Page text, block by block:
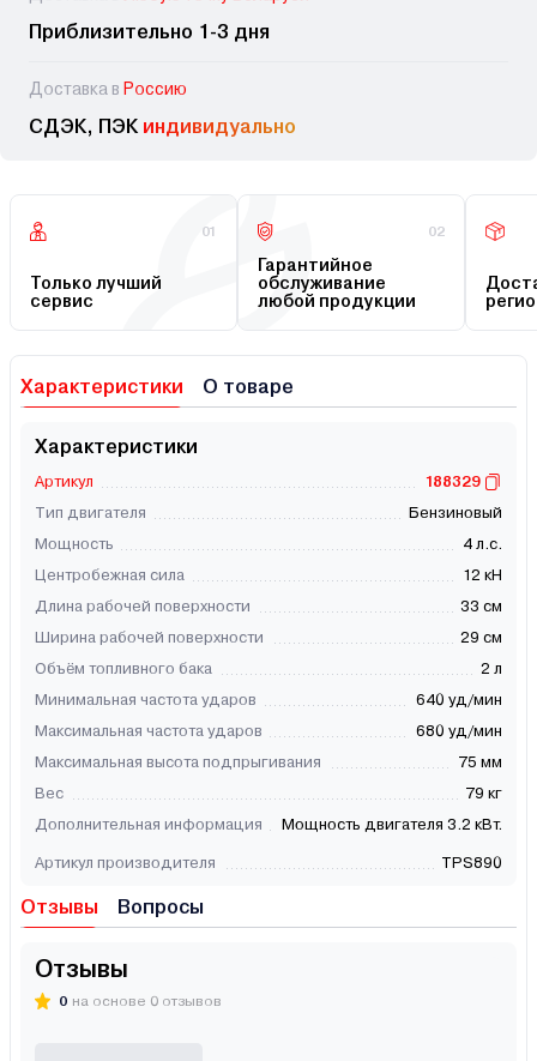
Приблизительно 1-3 дня
Доставка в Россию
СДЭК, ПЭК индивидуально
01
Только лучший
сервис
02
Гарантийное
обслуживание
любой продукции
Характеристики О товаре
Характеристики
Артикул
188329
Тип двигателя
Бензиновый
Мощность
4 л.с.
Центробежная сила
12 кН
Длина рабочей поверхности
33 см
Ширина рабочей поверхности
29 см
Объём топливного бака
2 л
Минимальная частота ударов
640 уд/мин
Максимальная частота ударов
680 уд/мин
Максимальная высота подпрыгивания
75 мм
Вес
79 кг
Дополнительная информация
Мощность двигателя 3.2 кВт.
Артикул производителя TPS890
Отзывы Вопросы
Отзывы
0 на основе 0 отзывов